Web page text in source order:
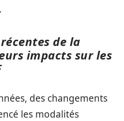
de la
impacts sur les
des changements
les modalités